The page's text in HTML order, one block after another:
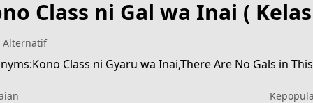
Class ni Gal wa Inai (
Alternatif
Class ni Gyaru wa Inai,There Are No Gals in